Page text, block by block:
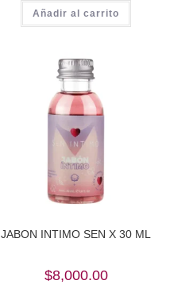
Añadir al carrito
JABON INTIMO SEN X 30 ML
$8,000.00